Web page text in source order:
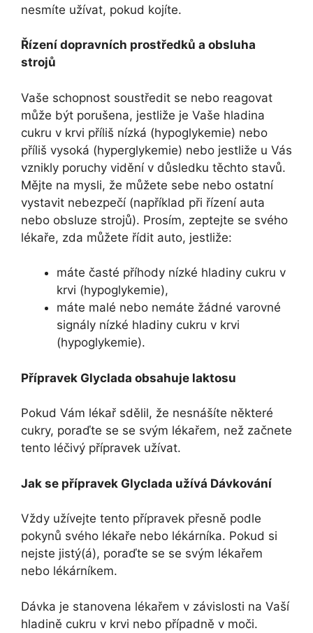
nesmíte užívat, pokud kojíte.
Řízení dopravních prostředků a obsluha
strojů
Vaše schopnost soustředit se nebo reagovat
může být porušena, jestliže je Vaše hladina
cukru v krvi příliš nízká (hypoglykemie) nebo
příliš vysoká (hyperglykemie) nebo jestliže u Vás
vznikly poruchy vidění v důsledku těchto stavů.
Mějte na mysli, že můžete sebe nebo ostatní
vystavit nebezpečí (například při řízení auta
nebo obsluze strojů). Prosím, zeptejte se svého
lékaře, zda můžete řídit auto, jestliže:
máte časté příhody nízké hladiny cukru v
krvi (hypoglykemie),
máte malé nebo nemáte žádné varovné
signály nízké hladiny cukru v krvi
(hypoglykemie).
Přípravek Glyclada obsahuje laktosu
Pokud Vám lékař sdělil, že nesnášíte některé
cukry, poraďte se se svým lékařem, než začnete
tento léčivý přípravek užívat.
Jak se přípravek Glyclada užívá Dávkování
Vždy užívejte tento přípravek přesně podle
pokynů svého lékaře nebo lékárníka. Pokud si
nejste jistý(á), poraďte se se svým lékařem
nebo lékárníkem.
Dávka je stanovena lékařem v závislosti na Vaší
hladině cukru v krvi nebo případně v moči.